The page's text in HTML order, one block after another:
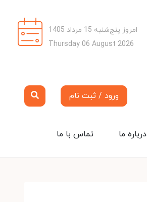
امروز پنج‌شنبه 15 مرداد 1405
Thursday 06 August 2026
ورود / ثبت نام
تماس با ما درباره ما